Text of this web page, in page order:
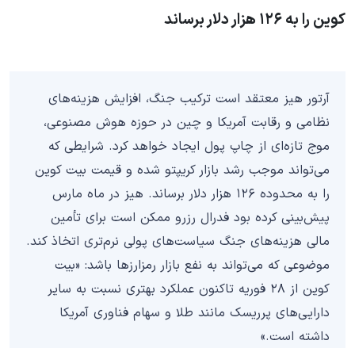
کوین را به ۱۲۶ هزار دلار برساند
آرتور هیز معتقد است ترکیب جنگ، افزایش هزینه‌های
نظامی و رقابت آمریکا و چین در حوزه هوش مصنوعی،
موج تازه‌ای از چاپ پول ایجاد خواهد کرد. شرایطی که
می‌تواند موجب رشد بازار کریپتو شده و قیمت بیت کوین
را به محدوده ۱۲۶ هزار دلار برساند. هیز در ماه مارس
پیش‌بینی کرده بود فدرال رزرو ممکن است برای تأمین
مالی هزینه‌های جنگ سیاست‌های پولی نرم‌تری اتخاذ کند.
موضوعی که می‌تواند به نفع بازار رمزارزها باشد: «بیت
کوین از ۲۸ فوریه تاکنون عملکرد بهتری نسبت به سایر
دارایی‌های پرریسک مانند طلا و سهام فناوری آمریکا
داشته است.»